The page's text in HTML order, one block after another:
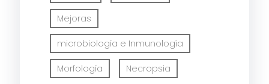
Mejoras
microbiología e Inmunología
Morfología Necropsia